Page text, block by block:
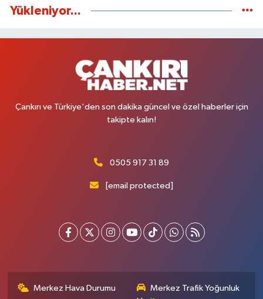
Yükleniyor...
Çankırı ve Türkiye'den son dakika güncel ve özel haberler için
takipte kalın!
0505 917 31 89
[email protected]
Merkez Hava Durumu
Merkez Trafik Yoğunluk